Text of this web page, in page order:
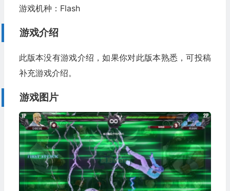
游戏机种：Flash
游戏介绍
此版本没有游戏介绍，如果你对此版本熟悉，可投稿
补充游戏介绍。
游戏图片